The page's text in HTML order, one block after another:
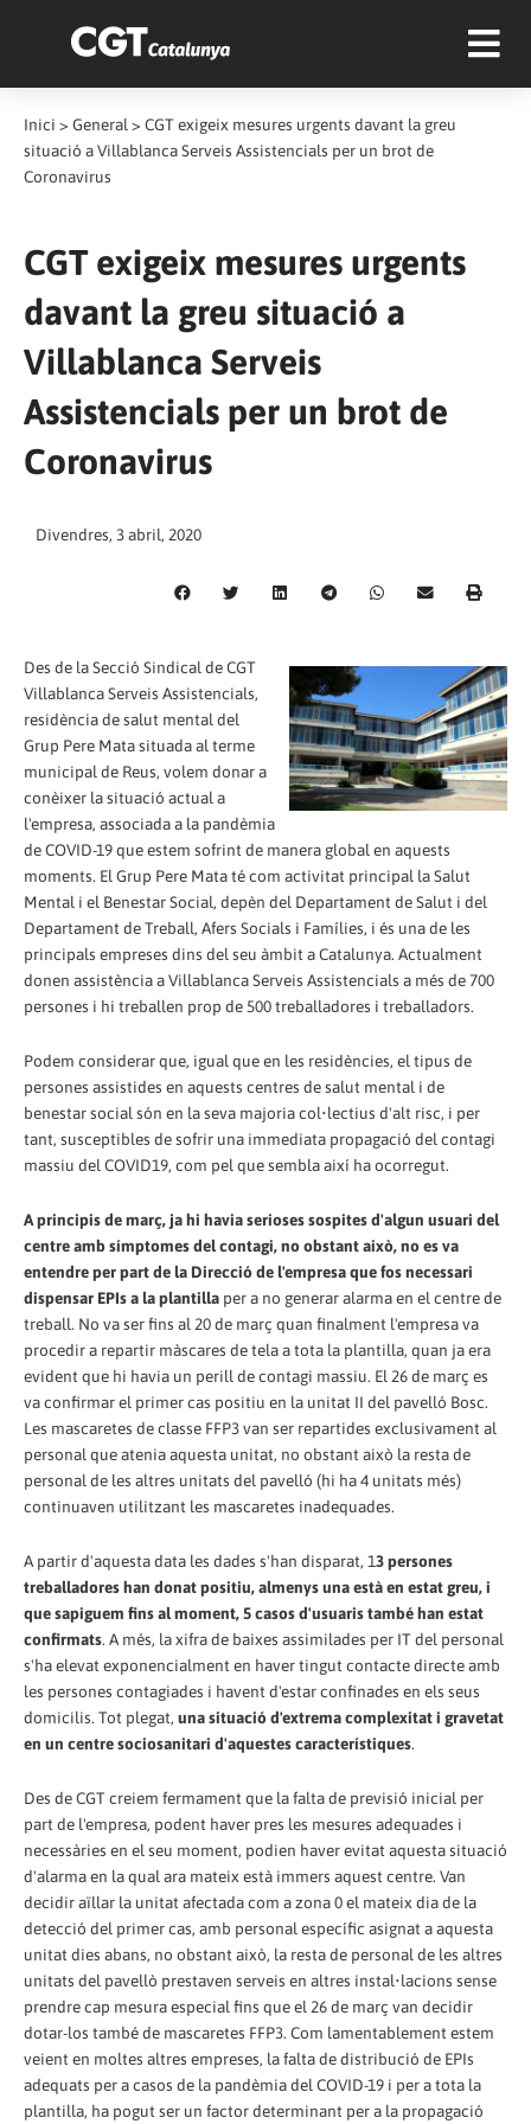
Inici > General > CGT exigeix mesures urgents davant la greu
situació a Villablanca Serveis Assistencials per un brot de
Coronavirus
CGT exigeix mesures urgents
davant la greu situació a
Villablanca Serveis
Assistencials per un brot de
Coronavirus
Divendres, 3 abril, 2020
Des de la Secció Sindical de CGT
Villablanca Serveis Assistencials,
residència de salut mental del
Grup Pere Mata situada al terme
municipal de Reus, volem donar a
conèixer la situació actual a
l'empresa, associada a la pandèmia
de COVID-19 que estem sofrint de manera global en aquests
moments. El Grup Pere Mata té com activitat principal la Salut
Mental i el Benestar Social, depèn del Departament de Salut i del
Departament de Treball, Afers Socials i Famílies, i és una de les
principals empreses dins del seu àmbit a Catalunya. Actualment
donen assistència a Villablanca Serveis Assistencials a més de 700
persones i hi treballen prop de 500 treballadores i treballadors.
Podem considerar que, igual que en les residències, el tipus de
persones assistides en aquests centres de salut mental i de
benestar social són en la seva majoria col•lectius d'alt risc, i per
tant, susceptibles de sofrir una immediata propagació del contagi
massiu del COVID19, com pel que sembla així ha ocorregut.
A principis de març, ja hi havia serioses sospites d'algun usuari del
centre amb símptomes del contagi, no obstant això, no es va
entendre per part de la Direcció de l'empresa que fos necessari
dispensar EPIs a la plantilla per a no generar alarma en el centre de
treball. No va ser fins al 20 de març quan finalment l'empresa va
procedir a repartir màscares de tela a tota la plantilla, quan ja era
evident que hi havia un perill de contagi massiu. El 26 de març es
va confirmar el primer cas positiu en la unitat II del pavelló Bosc.
Les mascaretes de classe FFP3 van ser repartides exclusivament al
personal que atenia aquesta unitat, no obstant això la resta de
personal de les altres unitats del pavelló (hi ha 4 unitats més)
continuaven utilitzant les mascaretes inadequades.
A partir d'aquesta data les dades s'han disparat, 13 persones
treballadores han donat positiu, almenys una està en estat greu, i
que sapiguem fins al moment, 5 casos d'usuaris també han estat
confirmats. A més, la xifra de baixes assimilades per IT del personal
s'ha elevat exponencialment en haver tingut contacte directe amb
les persones contagiades i havent d'estar confinades en els seus
domicilis. Tot plegat, una situació d'extrema complexitat i gravetat
en un centre sociosanitari d'aquestes característiques.
Des de CGT creiem fermament que la falta de previsió inicial per
part de l'empresa, podent haver pres les mesures adequades i
necessàries en el seu moment, podien haver evitat aquesta situació
d'alarma en la qual ara mateix està immers aquest centre. Van
decidir aïllar la unitat afectada com a zona 0 el mateix dia de la
detecció del primer cas, amb personal específic asignat a aquesta
unitat dies abans, no obstant això, la resta de personal de les altres
unitats del pavellò prestaven serveis en altres instal•lacions sense
prendre cap mesura especial fins que el 26 de març van decidir
dotar-los també de mascaretes FFP3. Com lamentablement estem
veient en moltes altres empreses, la falta de distribució de EPIs
adequats per a casos de la pandèmia del COVID-19 i per a tota la
plantilla, ha pogut ser un factor determinant per a la propagació